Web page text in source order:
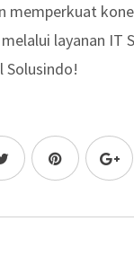
memperkuat
layanan IT
Solusindo!